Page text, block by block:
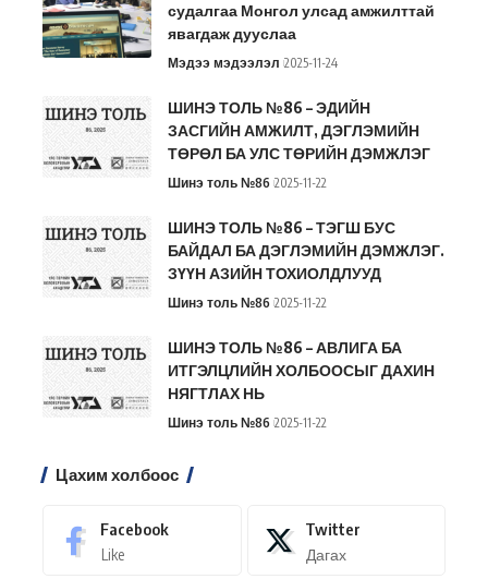
судалгаа Монгол улсад амжилттай
явагдаж дууслаа
Мэдээ мэдээлэл 2025-11-24
ШИНЭ ТОЛЬ №86 – ЭДИЙН
ЗАСГИЙН АМЖИЛТ, ДЭГЛЭМИЙН
ТӨРӨЛ БА УЛС ТӨРИЙН ДЭМЖЛЭГ
Шинэ толь №86 2025-11-22
ШИНЭ ТОЛЬ №86 – ТЭГШ БУС
БАЙДАЛ БА ДЭГЛЭМИЙН ДЭМЖЛЭГ.
ЗҮҮН АЗИЙН ТОХИОЛДЛУУД
Шинэ толь №86 2025-11-22
ШИНЭ ТОЛЬ №86 – АВЛИГА БА
ИТГЭЛЦЛИЙН ХОЛБООСЫГ ДАХИН
НЯГТЛАХ НЬ
Шинэ толь №86 2025-11-22
Цахим холбоос
Facebook
Like
Twitter
Дагах